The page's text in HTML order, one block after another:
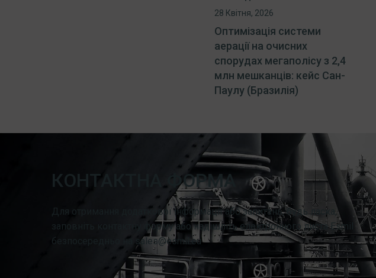
28 Квітня, 2026
Оптимізація системи
аерації на очисних
спорудах мегаполісу з 2,4
млн мешканців: кейс Сан-
Паулу (Бразилія)
КОНТАКТНА ФОРМА
Для отримання додаткової інформації або запитань, будь ласка,
заповніть контактну форму або надішліть електронного листа Esmil
безпосередньо на sales@esmil.eu